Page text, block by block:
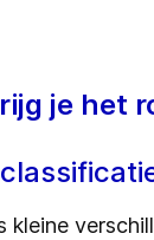
je het
kleine